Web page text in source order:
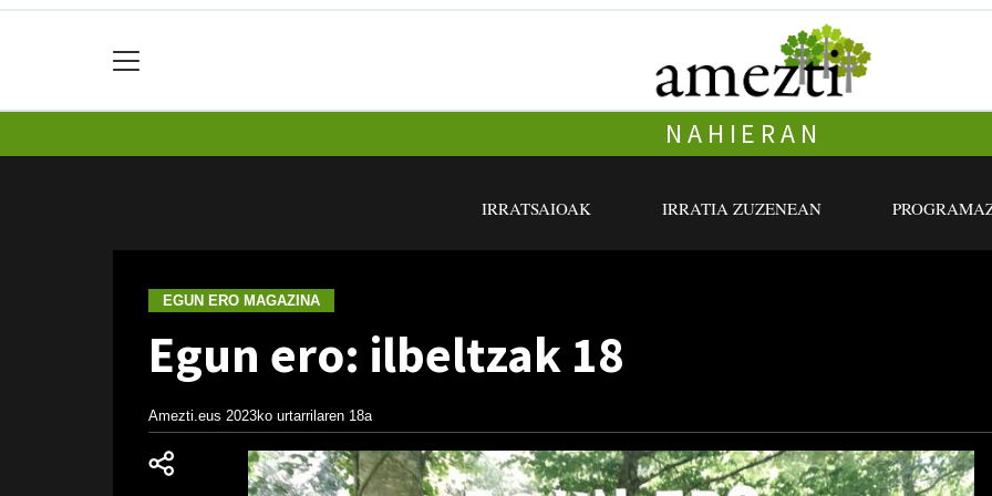
NAHIERAN
IRRATSAIOAK IRRATIA ZUZENEAN
EGUN ERO MAGAZINA
Egun ero: ilbeltzak 18
Amezti.eus 2023ko urtarrilaren 18a